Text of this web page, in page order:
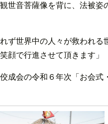
世音菩薩像を背に、法被姿
ず世界中の人々が救われ
顔で行進させて頂きます」
成会の令和６年次「お会式